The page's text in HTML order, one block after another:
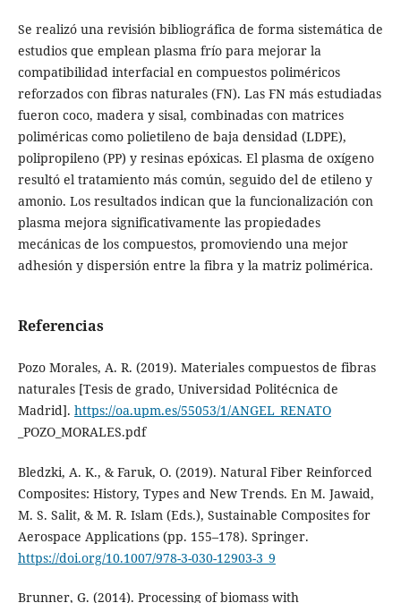
Se realizó una revisión bibliográfica de forma sistemática de
estudios que emplean plasma frío para mejorar la
compatibilidad interfacial en compuestos poliméricos
reforzados con fibras naturales (FN). Las FN más estudiadas
fueron coco, madera y sisal, combinadas con matrices
poliméricas como polietileno de baja densidad (LDPE),
polipropileno (PP) y resinas epóxicas. El plasma de oxígeno
resultó el tratamiento más común, seguido del de etileno y
amonio. Los resultados indican que la funcionalización con
plasma mejora significativamente las propiedades
mecánicas de los compuestos, promoviendo una mejor
adhesión y dispersión entre la fibra y la matriz polimérica.
Referencias
Pozo Morales, A. R. (2019). Materiales compuestos de fibras
naturales [Tesis de grado, Universidad Politécnica de
Madrid]. https://oa.upm.es/55053/1/ANGEL_RENATO
_POZO_MORALES.pdf
Bledzki, A. K., & Faruk, O. (2019). Natural Fiber Reinforced
Composites: History, Types and New Trends. En M. Jawaid,
M. S. Salit, & M. R. Islam (Eds.), Sustainable Composites for
Aerospace Applications (pp. 155–178). Springer.
https://doi.org/10.1007/978-3-030-12903-3_9
Brunner, G. (2014). Processing of biomass with